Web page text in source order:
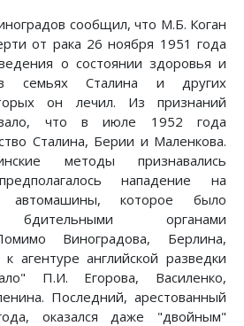
сообщил, что М.Б. Коган
от рака 26 ноября 1951 года
о состоянии здоровья и
семьях Сталина и других
он лечил. Из признаний
что в июле 1952 года
Сталина, Берии и Маленкова.
методы признавались
нападение на
автомашины, которое было
бдительными органами
Виноградова, Берлина,
агентуре английской разведки
П.И. Егорова, Василенко,
Последний, арестованный
оказался даже "двойным"